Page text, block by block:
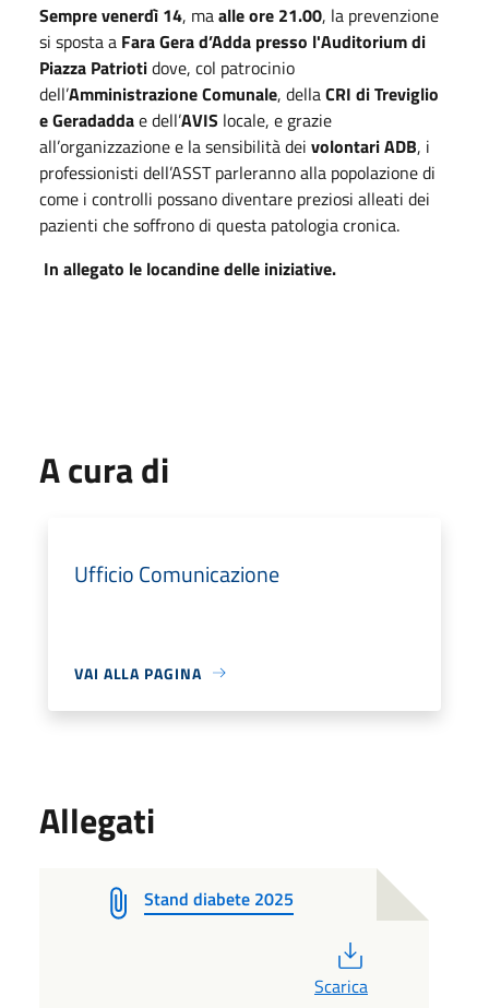
Sempre venerdì 14, maalle ore 21.00, la prevenzione
si sposta a Fara Gera d’Adda presso l'Auditorium di
Piazza Patriotidove, col patrocinio
dell’AmministrazioneComunale, dellaCRI di Treviglio
e Geradaddae dell’AVIS locale, e grazie
all’organizzazione e la sensibilità dei volontariADB, i
professionisti dell’ASST parleranno alla popolazione di
come i controlli possano diventare preziosi alleati dei
pazienti che soffrono di questa patologia cronica.
In allegato le locandine delle iniziative.
A cura di
Ufficio Comunicazione
VAI ALLA PAGINA
Allegati
Stand diabete 2025
Scarica